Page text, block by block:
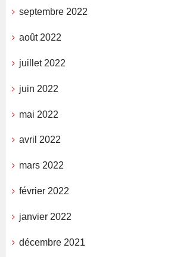
septembre 2022
août 2022
juillet 2022
juin 2022
mai 2022
avril 2022
mars 2022
février 2022
janvier 2022
décembre 2021